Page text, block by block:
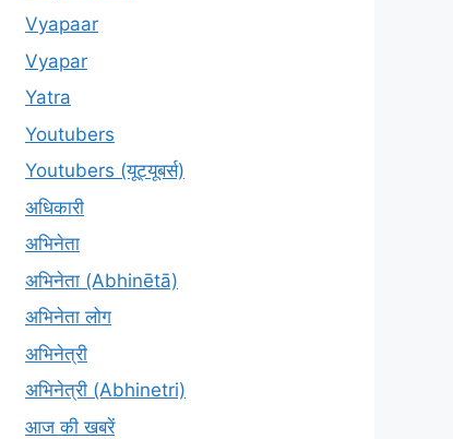
Vyapaar
Vyapar
Yatra
Youtubers
Youtubers (यूट्यूबर्स)
अधिकारी
अभिनेता
अभिनेता (Abhinētā)
अभिनेता लोग
अभिनेत्री
अभिनेत्री (Abhinetri)
आज की खबरें